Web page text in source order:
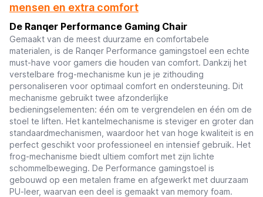
mensen en extra comfort
De Ranqer Performance Gaming Chair
Gemaakt van de meest duurzame en comfortabele
materialen, is de Ranqer Performance gamingstoel een echte
must-have voor gamers die houden van comfort. Dankzij het
verstelbare frog-mechanisme kun je je zithouding
personaliseren voor optimaal comfort en ondersteuning. Dit
mechanisme gebruikt twee afzonderlijke
bedieningselementen: één om te vergrendelen en één om de
stoel te liften. Het kantelmechanisme is steviger en groter dan
standaardmechanismen, waardoor het van hoge kwaliteit is en
perfect geschikt voor professioneel en intensief gebruik. Het
frog-mechanisme biedt ultiem comfort met zijn lichte
schommelbeweging. De Performance gamingstoel is
gebouwd op een metalen frame en afgewerkt met duurzaam
PU-leer, waarvan een deel is gemaakt van memory foam.